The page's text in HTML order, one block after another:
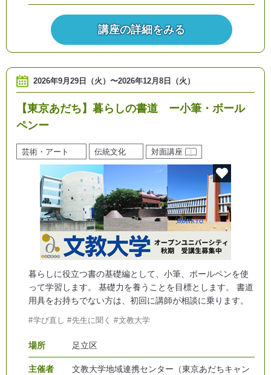
講座の詳細をみる
2026年9月29日（火） 〜2026年12月8日（火）
【東京あだち】暮らしの書道 ー小筆・ボール
ペンー
芸術・アート 伝統文化 対面講座
暮らしに役立つ書の基礎編として、小筆、ボールペンを使
って学習します。 基礎力を養うことを目標とします。 書道
用具をお持ちでない方は、初回に講師が相談に乗ります。
学び直し 先生に聞く 文教大学
場所 足立区
主催者
文教大学地域連携センター（東京あだちキャン